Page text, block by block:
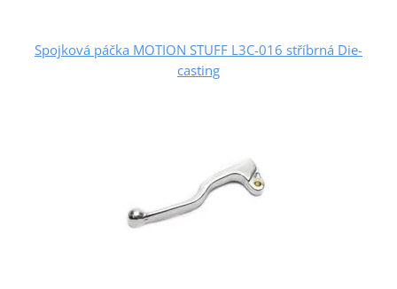
Spojková páčka MOTION STUFF L3C-016 stříbrná Die-
casting